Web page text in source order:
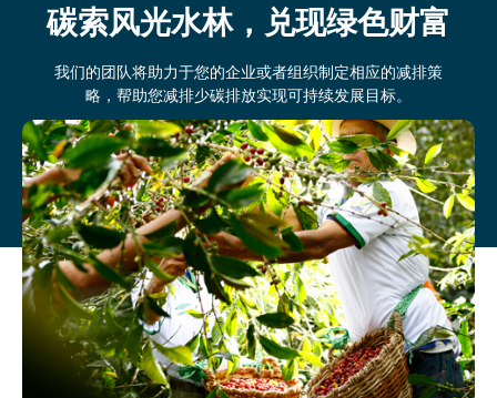
碳索风光水林，兑现绿色财富
我们的团队将助力于您的企业或者组织制定相应的减排策
略，帮助您减排少碳排放实现可持续发展目标。